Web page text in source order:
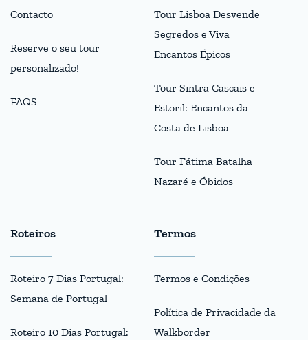
Contacto
Reserve o seu tour
personalizado!
FAQS
Tour Lisboa Desvende
Segredos e Viva
Encantos Épicos
Tour Sintra Cascais e
Estoril: Encantos da
Costa de Lisboa
Tour Fátima Batalha
Nazaré e Óbidos
Roteiros
Roteiro 7 Dias Portugal:
Semana de Portugal
Roteiro 10 Dias Portugal:
Termos
Termos e Condições
Política de Privacidade da
Walkborder